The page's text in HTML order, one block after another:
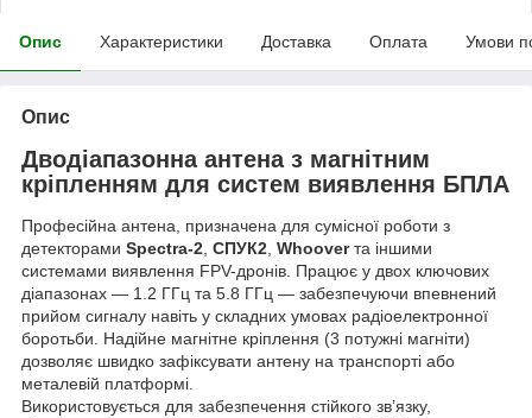
Опис Характеристики Доставка Оплата Умови
Опис
Дводіапазонна антена з магнітним
кріпленням для систем виявлення БПЛА
Професійна антена, призначена для сумісної роботи з
детекторами Spectra-2, СПУК2, Whooverта іншими
системами виявлення FPV-дронів. Працює у двох ключових
діапазонах — 1.2 ГГц та 5.8 ГГц — забезпечуючи впевнений
прийом сигналу навіть у складних умовах радіоелектронної
боротьби. Надійне магнітне кріплення (3 потужні магніти)
дозволяє швидко зафіксувати антену на транспорті або
металевій платформі.
Використовується для забезпечення стійкого зв’язку,